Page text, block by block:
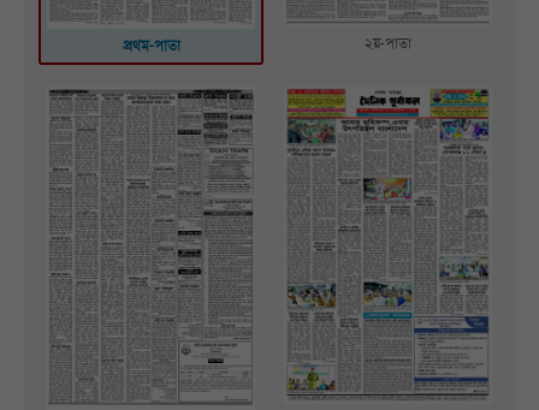
প্রথম-পাতা ২য়-পাতা